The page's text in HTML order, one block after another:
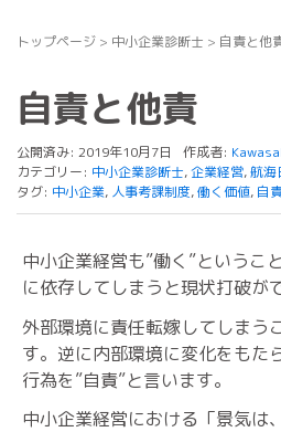
トップページ > 中小企業診断士 > 自責と他
自責と他責
公開済み: 2019年10月7日 作成者:
カテゴリー: 中小企業診断士,企業経営,航海
タグ: 中小企業, 人事考課制度,働く価値, 自
中小企業経営も”働く”というこ
に依存してしまうと現状打破が
外部環境に責任転嫁してしまう
す。逆に内部環境に変化をもた
行為を”自責”と言います。
中小企業経営における「景気は